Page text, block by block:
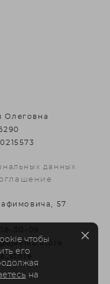
Олеговна
данных
57
чтобы
его
на